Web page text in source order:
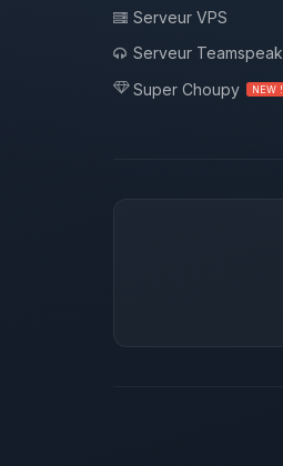
Serveur VPS
Serveur Teamspeak
Super Choupy NEW !